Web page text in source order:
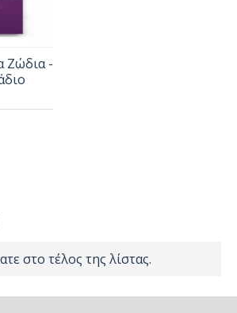
Ζώδια -
στο τέλος της λίστας.